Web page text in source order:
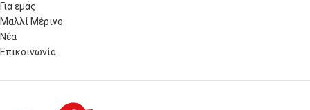
Για εμάς
Μαλλί Μέρινο
Νέα
Επικοινωνία